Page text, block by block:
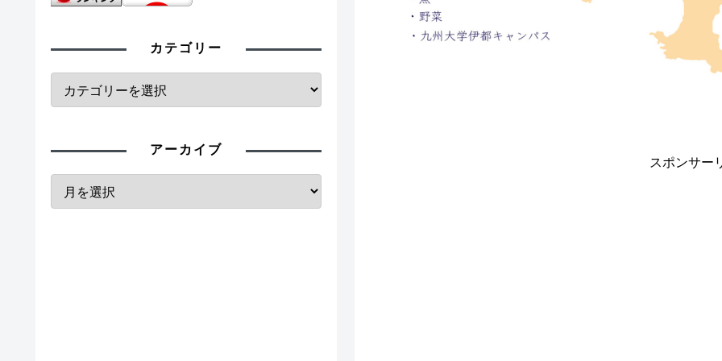
スポンサー
カテゴリー
アーカイブ